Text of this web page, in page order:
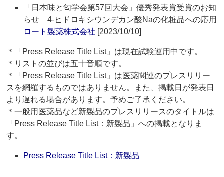
「日本味と匂学会第57回大会」優秀発表賞受賞のお知
らせ 4-ヒドロキシウンデカン酸Naの化粧品への応用
ロート製薬株式会社 [2023/10/10]
＊「Press Release Title List」は現在試験運用中です。
＊リストの並びは五十音順です。
＊「Press Release Title List」は医薬関連のプレスリリー
スを網羅するものではありません。また、掲載日が発表日
より遅れる場合があります。予めご了承ください。
＊一般用医薬品など新製品のプレスリリースのタイトルは
「Press Release Title List：新製品」への掲載となりま
す。
Press Release Title List：新製品